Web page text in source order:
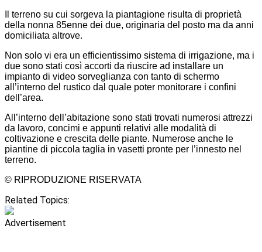
Il terreno su cui sorgeva la piantagione risulta di proprietà
della nonna 85enne dei due, originaria del posto ma da anni
domiciliata altrove.
Non solo vi era un efficientissimo sistema di irrigazione, ma i
due sono stati così accorti da riuscire ad installare un
impianto di video sorveglianza con tanto di schermo
all’interno del rustico dal quale poter monitorare i confini
dell’area.
All’interno dell’abitazione sono stati trovati numerosi attrezzi
da lavoro, concimi e appunti relativi alle modalità di
coltivazione e crescita delle piante. Numerose anche le
piantine di piccola taglia in vasetti pronte per l’innesto nel
terreno.
© RIPRODUZIONE RISERVATA
Related Topics:
Advertisement